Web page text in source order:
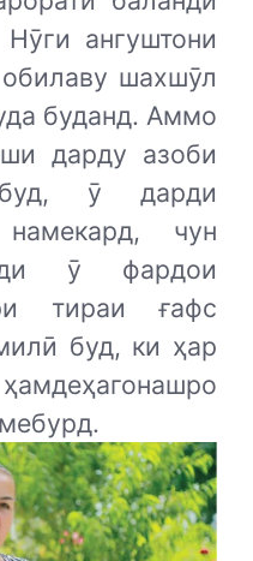
ангуштони
шахшӯл
буданд. Аммо
дарду азоби
ӯ дарди
чун
ӯ фардои
тираи ғафс
буд, ки ҳар